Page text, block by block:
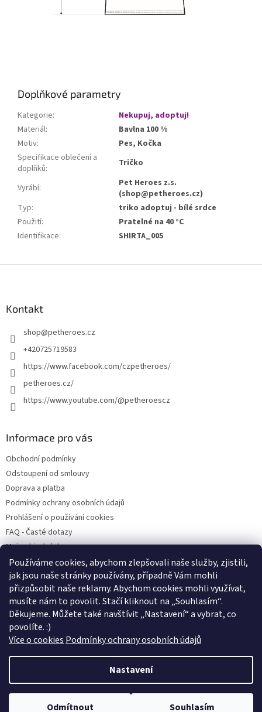
Používáme cookies, abychom zlepšovali naše služby, zjistili,
jak jsou naše stránky používány, případně Vám mohli
přizpůsobit naše reklamy. Abychom cookies mohli využívat,
musíte nám to povolit. Stačí kliknout na „Souhlasím“.
Děkujeme. Můžete také navštívit „Nastavení“ a vybrat, co
povolíte. :)
Více o cookies Podmínky ochrany osobních údajů
Nastavení
Odmítnout Souhlasím
Výdejnu objednávek s osobním odběrem najdete na adrese V Horkách
Doplňkové parametry
Kategorie:
Nekupuj, adoptuj!
Materiál:
Bavlna 100 %
Motiv:
Pes, Kočka
Specifikace oblečení a
doplňků: Tričko
Vyrábí:
Pet Heroes z.s.
(shop@petheroes.cz)
Typ:
triko adoptuj - bílé srdce
Použití:
Pratelné na 40 °C
Identifikace: SHIRTA_005
Kontakt
shop@petheroes.cz
+420725719583
https://www.facebook.com/czpetheroes/
petheroes.cz/
https://www.youtube.com/@petheroescz
Informace pro vás
Obchodní podmínky
Odstoupení od smlouvy
Doprava a platba
Podmínky ochrany osobních údajů
Prohlášení o používání cookies
FAQ - Časté dotazy
Moje objednávka
Pet Heroes Handipet Rescue Pet Heroes Lanškroun Psí Přání
Štěně v nouzi
Copyright 2026Pet Heroes Shop. Všechna práva vyhrazena.
Upravit nastavení cookies